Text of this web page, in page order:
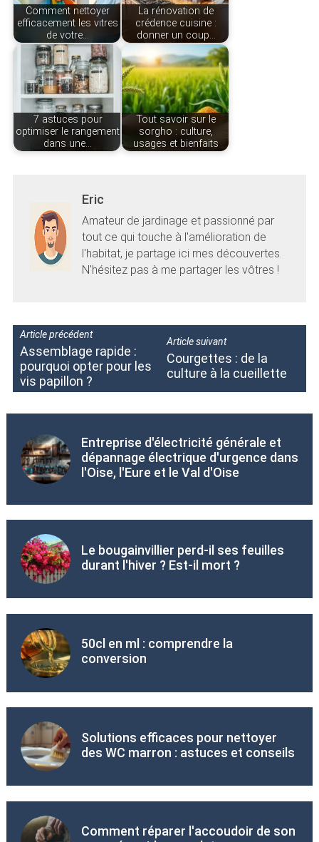
Comment nettoyer
efficacement les vitres
de votre…
La rénovation de
crédence cuisine :
donner un coup…
7 astuces pour
optimiser le rangement
dans une…
Tout savoir sur le
sorgho : culture,
usages et bienfaits
Eric
Amateur de jardinage et passionné par
tout ce qui touche à l'amélioration de
l'habitat, je partage ici mes découvertes.
N'hésitez pas à me partager les vôtres !
Article précédent
Assemblage rapide :
pourquoi opter pour les
vis papillon ?
Article suivant
Courgettes : de la
culture à la cueillette
Entreprise d'électricité générale et
dépannage électrique d'urgence dans
l'Oise, l'Eure et le Val d'Oise
Le bougainvillier perd-il ses feuilles
durant l'hiver ? Est-il mort ?
50cl en ml : comprendre la
conversion
Solutions efficaces pour nettoyer
des WC marron : astuces et conseils
Comment réparer l'accoudoir de son